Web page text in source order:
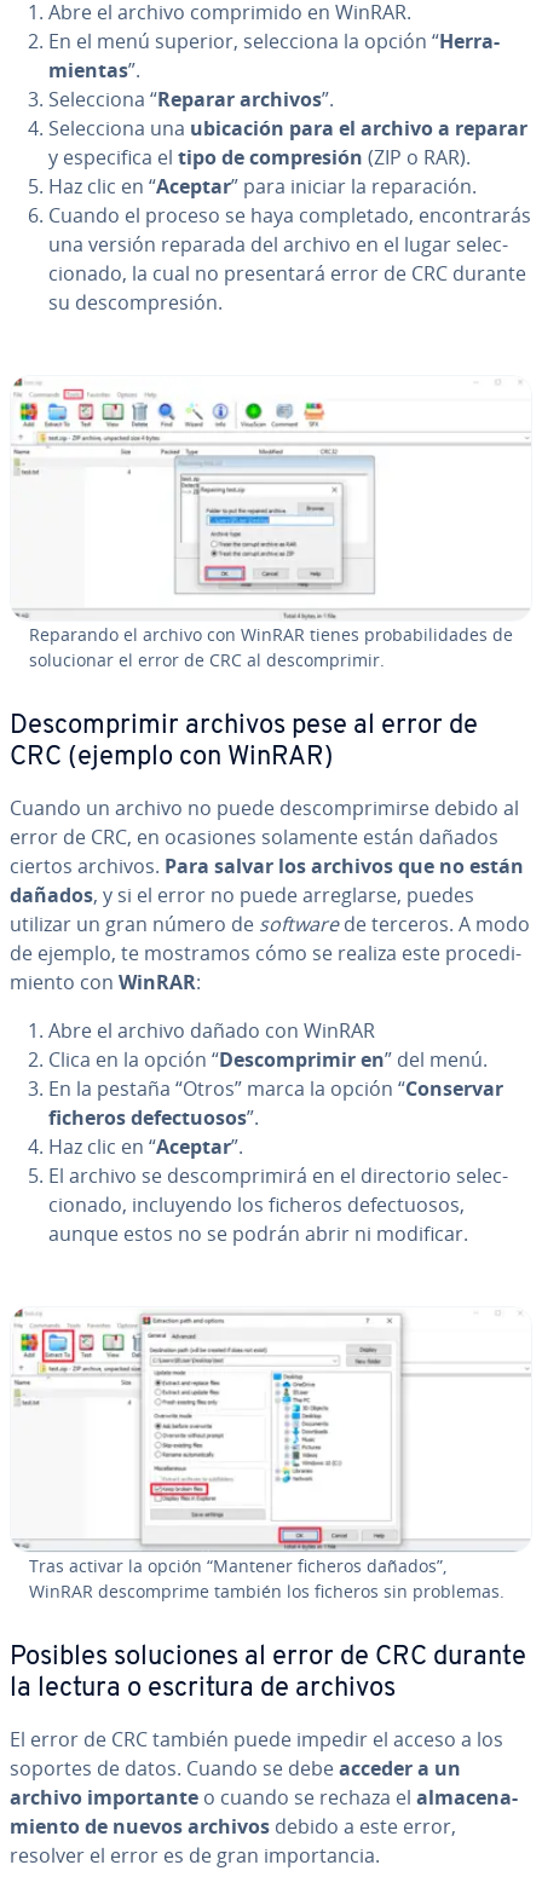
Abre el archivo co­m­pri­mi­do en WinRAR.
En el menú superior, se­le­c­cio­na la opción “He­rra­
mie­n­tas”.
Se­le­c­cio­na “Reparar archivos”.
Se­le­c­cio­na una ubicación para el archivo a reparar
y es­pe­ci­fi­ca el tipo de co­m­pre­sión (ZIP o RAR).
Haz clic en “Aceptar” para iniciar la re­pa­ra­ción.
Cuando el proceso se haya co­m­ple­ta­do, en­co­n­tra­rás
una versión reparada del archivo en el lugar se­le­c­
cio­na­do, la cual no pre­se­n­ta­rá error de CRC durante
su de­s­co­m­pre­sión.
Reparando el archivo con WinRAR tienes pro­ba­bi­li­da­des de
so­lu­cio­nar el error de CRC al de­s­co­m­pri­mir.
De­s­co­m­pri­mir archivos pese al error de
CRC (ejemplo con WinRAR)
Cuando un archivo no puede de­s­co­m­pri­mi­r­se debido al
error de CRC, en ocasiones solamente están dañados
ciertos archivos. Para salvar los archivos que no están
dañados, y si el error no puede arre­glar­se, puedes
utilizar un gran número de softwarede terceros. A modo
de ejemplo, te mostramos cómo se realiza este pro­ce­di­
mie­n­to con WinRAR:
Abre el archivo dañado con WinRAR
Clica en la opción “De­s­co­m­pri­mir en” del menú.
En la pestaña “Otros” marca la opción “Conservar
ficheros de­fe­c­tuo­sos”.
Haz clic en “Aceptar”.
El archivo se de­s­co­m­pri­mi­rá en el di­re­c­to­rio se­le­c­
cio­na­do, in­clu­ye­n­do los ficheros de­fe­c­tuo­sos,
aunque estos no se podrán abrir ni modificar.
Tras activar la opción “Mantener ficheros dañados”,
WinRAR de­s­co­m­pri­me también los ficheros sin problemas.
Posibles so­lu­cio­nes al error de CRC durante
la lectura o escritura de archivos
El error de CRC también puede impedir el acceso a los
soportes de datos. Cuando se debeacceder a un
archivo im­po­r­ta­n­te o cuando se rechaza el al­ma­ce­na­
mie­n­to de nuevos archivos debido a este error,
resolver el error es de gran im­po­r­ta­n­cia.